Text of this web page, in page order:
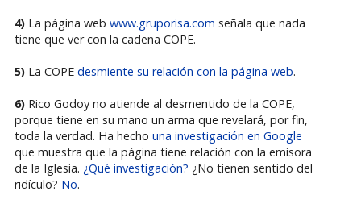
4)La página web www.gruporisa.com señala que nada
tiene que ver con la cadena COPE.
5)La COPE desmiente su relación con la página web.
6)Rico Godoy no atiende al desmentido de la COPE,
porque tiene en su mano un arma que revelará, por fin,
toda la verdad. Ha hecho una investigación en Google
que muestra que la página tiene relación con la emisora
de la Iglesia. ¿Qué investigación? ¿No tienen sentido del
ridículo? No.